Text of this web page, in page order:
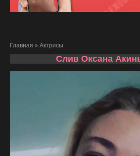
Главная » Актрисы
Слив Оксана